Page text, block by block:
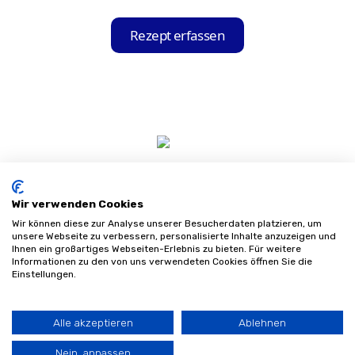
anhand der ausgelesenen Informationen
nach Sanitätshäusern in der Nähe, die mit
Rezept erfassen
Sitemap
Wir verwenden Cookies
Wir können diese zur Analyse unserer Besucherdaten platzieren, um
unsere Webseite zu verbessern, personalisierte Inhalte anzuzeigen und
Ihnen ein großartiges Webseiten-Erlebnis zu bieten. Für weitere
Informationen zu den von uns verwendeten Cookies öffnen Sie die
Einstellungen.
Alle akzeptieren Ablehnen